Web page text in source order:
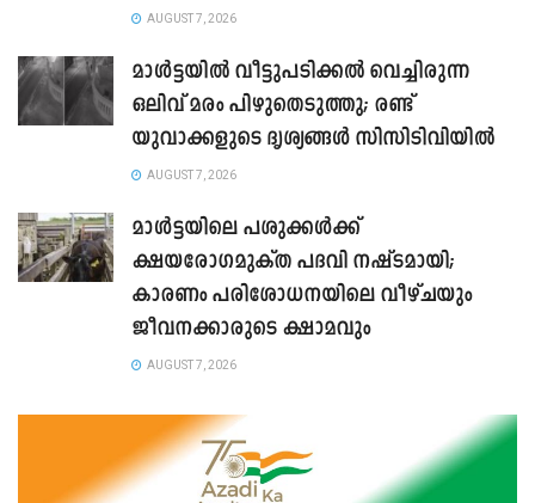
AUGUST 7, 2026
മാൾട്ടയിൽ വീട്ടുപടിക്കൽ വെച്ചിരുന്ന
ഒലിവ് മരം പിഴുതെടുത്തു; രണ്ട്
യുവാക്കളുടെ ദൃശ്യങ്ങൾ സിസിടിവിയിൽ
AUGUST 7, 2026
മാൾട്ടയിലെ പശുക്കൾക്ക്
ക്ഷയരോഗമുക്ത പദവി നഷ്ടമായി;
കാരണം പരിശോധനയിലെ വീഴ്ചയും
ജീവനക്കാരുടെ ക്ഷാമവും
AUGUST 7, 2026